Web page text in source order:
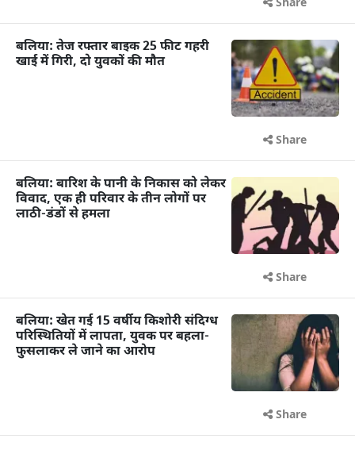
Share
बलिया: तेज रफ्तार बाइक 25 फीट गहरी
खाई में गिरी, दो युवकों की मौत
Share
बलिया: बारिश के पानी के निकास को लेकर
विवाद, एक ही परिवार के तीन लोगों पर
लाठी-डंडों से हमला
Share
बलिया: खेत गई 15 वर्षीय किशोरी संदिग्ध
परिस्थितियों में लापता, युवक पर बहला-
फुसलाकर ले जाने का आरोप
Share